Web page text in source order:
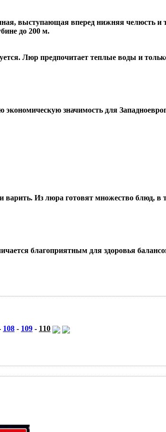
выступающая вперед нижняя челюсть и
до 200 м.
Люр предпочитает теплые воды и
значимость для
Из люра готовят множество блюд,
благоприятным для здоровья
108 - 109 - 110